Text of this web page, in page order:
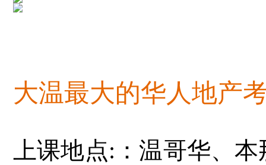
大温最大的华人地产
上课地点:：温哥华、